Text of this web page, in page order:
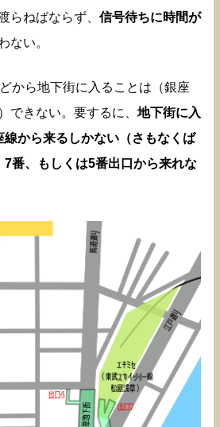
らねばならず、 信号待ちに時間が
ない。
から地下街に入ることは（銀座
できない。要するに、 地下街に入
線から来るしかない（さもなくば
番、もしくは5番出口から来れな